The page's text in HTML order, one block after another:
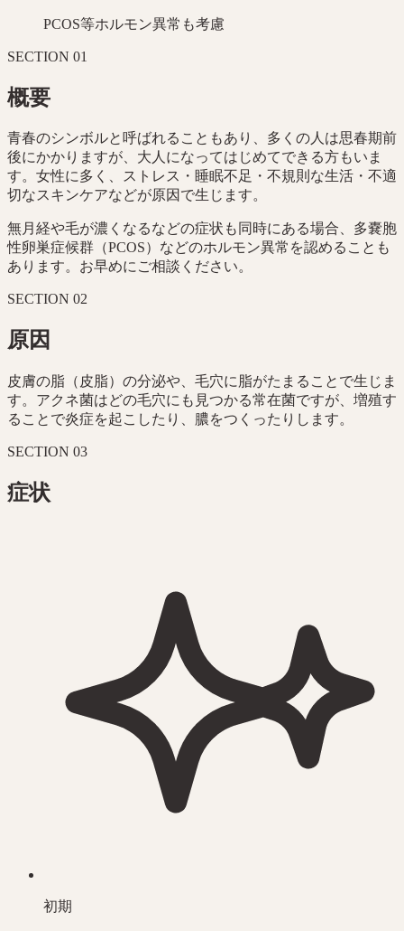
PCOS等ホルモン異常も考慮
SECTION 01
概要
青春のシンボルと呼ばれることもあり、多くの人は思春期前
後にかかりますが、大人になってはじめてできる方もいま
す。女性に多く、ストレス・睡眠不足・不規則な生活・不適
切なスキンケアなどが原因で生じます。
無月経や毛が濃くなるなどの症状も同時にある場合、多嚢胞
性卵巣症候群（PCOS）などのホルモン異常を認めることも
あります。お早めにご相談ください。
SECTION 02
原因
皮膚の脂（皮脂）の分泌や、毛穴に脂がたまることで生じま
す。アクネ菌はどの毛穴にも見つかる常在菌ですが、増殖す
ることで炎症を起こしたり、膿をつくったりします。
SECTION 03
症状
初期